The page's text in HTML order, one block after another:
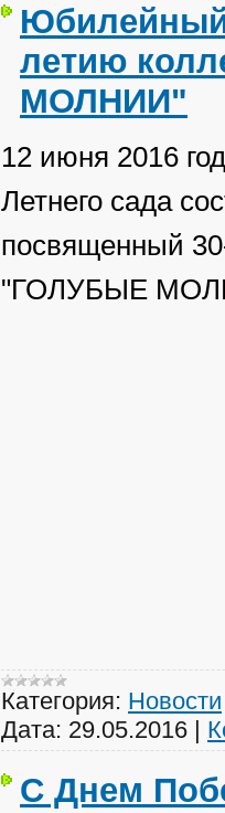
летию
МОЛНИИ"
12 июня 2016
Летнего сада
посвященный
"ГОЛУБЫЕ
Категория: Новости
Дата: 29.05.2016 |
С Днем